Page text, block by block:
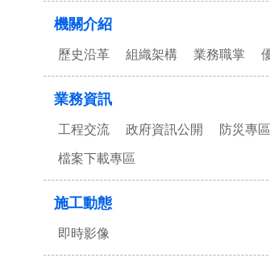
機關介紹
歷史沿革 組織架構 業務職掌
業務資訊
工程交流 政府資訊公開 防災專區
檔案下載專區
施工動態
即時影像